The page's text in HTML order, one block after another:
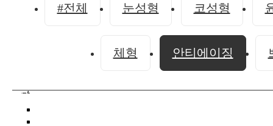
#전체 눈성형 코성형
체형 안티에이징